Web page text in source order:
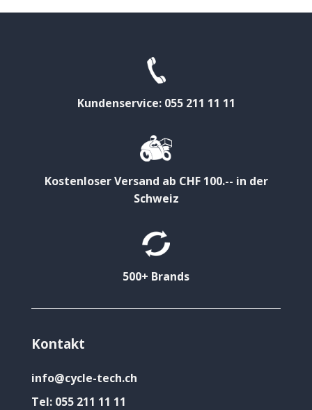
Kundenservice: 055 211 11 11
Kostenloser Versand ab CHF 100.-- in der
Schweiz
500+ Brands
Kontakt
info@cycle-tech.ch
Tel: 055 211 11 11